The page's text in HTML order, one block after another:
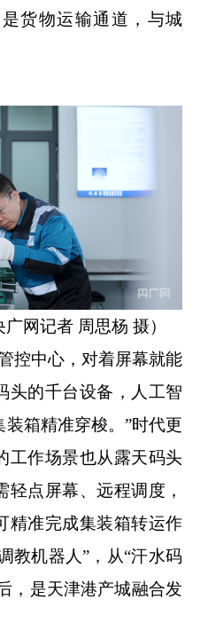
货物运输通道，与城
记者 周思杨 摄）
中心，对着屏幕就能
头的千台设备，人工智
箱精准穿梭。”时代更
工作场景也从露天码头
点屏幕、远程调度，
精准完成集装箱转运作
教机器人”，从“汗水码
，是天津港产城融合发